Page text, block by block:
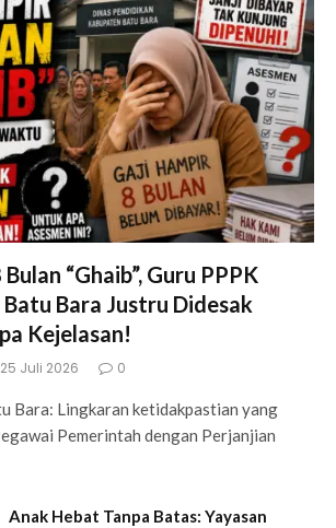
“Ghaib”, Guru PPPK
Bara Justru Didesak
Kejelasan!
25 Juli 2026 0
Bara: Lingkaran ketidakpastian yang
Pemerintah dengan Perjanjian
Anak Hebat Tanpa Batas: Yayasan